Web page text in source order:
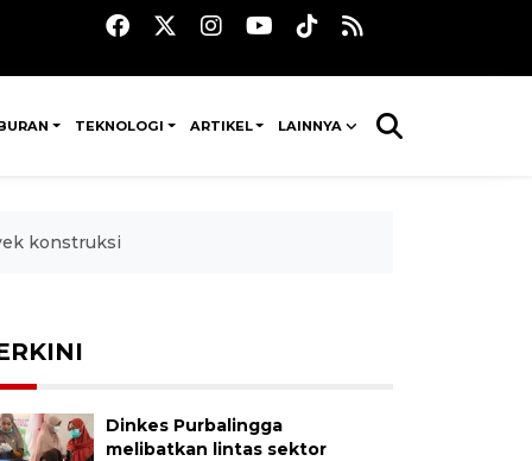
TEKNOLOGI ARTIKEL LAINNYA
konstruksi
Dinkes Purbalingga
melibatkan lintas sektor